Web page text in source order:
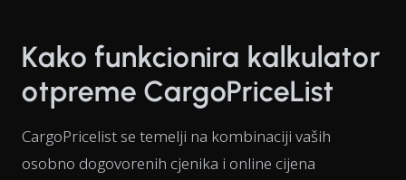
Kako funkcionira kalkulator
otpreme CargoPriceList
CargoPricelist se temelji na kombinaciji vaših
osobno dogovorenih cjenika i online cijena